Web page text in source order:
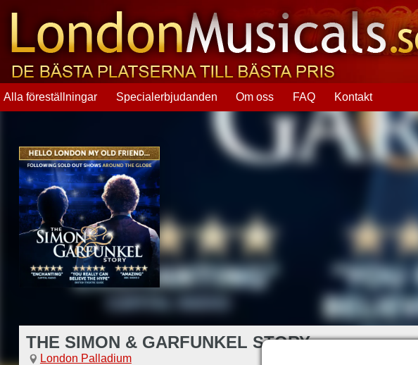
Alla föreställningar Specialerbjudanden Om oss FAQ Kontakt
THE SIMON & GARFUNKEL STORY
London Palladium